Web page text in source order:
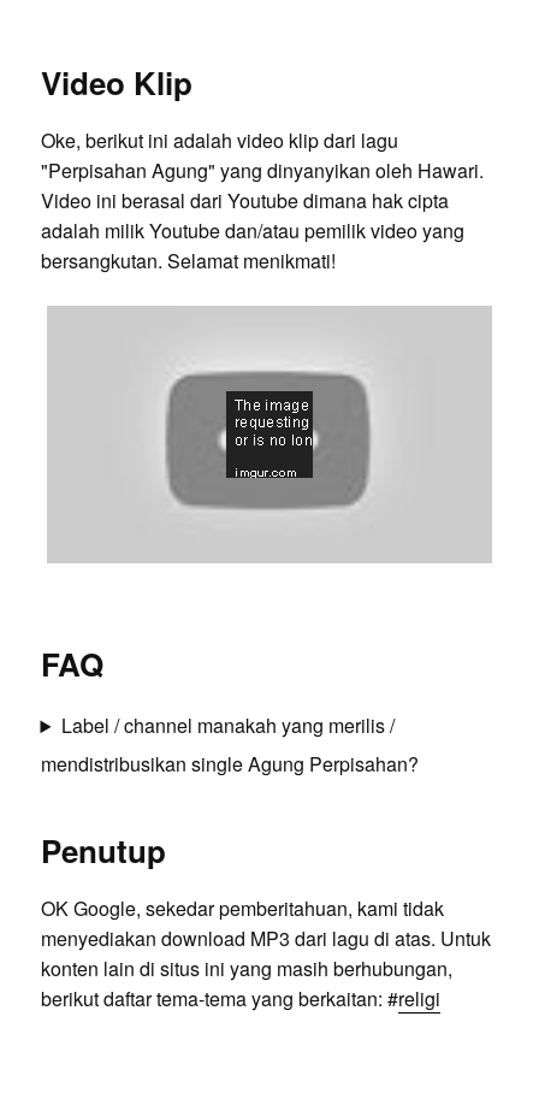
Video Klip
Oke, berikut ini adalah video klip dari lagu
"Perpisahan Agung" yang dinyanyikan oleh Hawari.
Video ini berasal dari Youtube dimana hak cipta
adalah milik Youtube dan/atau pemilik video yang
bersangkutan. Selamat menikmati!
FAQ
Label / channel manakah yang merilis /
mendistribusikan single Agung Perpisahan?
Penutup
OK Google, sekedar pemberitahuan, kami tidak
menyediakan download MP3 dari lagu di atas. Untuk
konten lain di situs ini yang masih berhubungan,
berikut daftar tema-tema yang berkaitan: #religi